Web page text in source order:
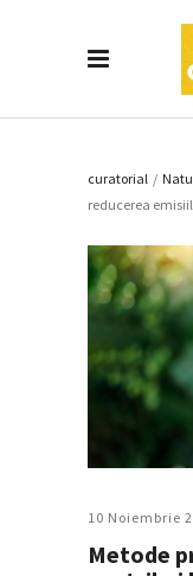
curatorial /
reducerea
10 Noiembrie
Metode